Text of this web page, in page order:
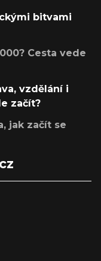
bitvami
Cesta vede
vzdělání i
začít?
jak začít se